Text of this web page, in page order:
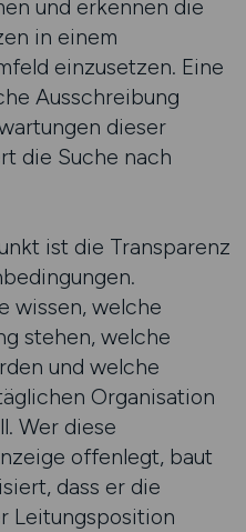
und erkennen die
in einem
einzusetzen. Eine
Ausschreibung
dieser
die Suche nach
ist die Transparenz
wissen, welche
stehen, welche
und welche
Organisation
Wer diese
offenlegt, baut
dass er die
Leitungsposition